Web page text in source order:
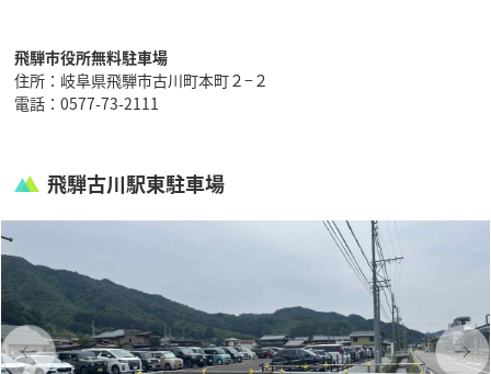
飛騨市役所無料駐車場
住所：岐阜県飛騨市古川町本町２−２
電話：0577-73-2111
飛騨古川駅東駐車場